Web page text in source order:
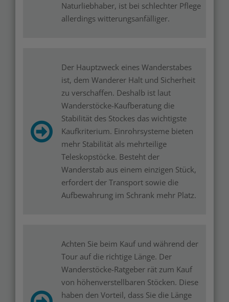
Naturliebhaber, ist bei schlechter Pflege
allerdings witterungsanfälliger.
Der Hauptzweck eines Wanderstabes
ist, dem Wanderer Halt und Sicherheit
zu verschaffen. Deshalb ist laut
Wanderstöcke-Kaufberatung die
Stabilität des Stockes das wichtigste
Kaufkriterium. Einrohrsysteme bieten
mehr Stabilität als mehrteilige
Teleskopstöcke. Besteht der
Wanderstab aus einem einzigen Stück,
erfordert der Transport sowie die
Aufbewahrung im Schrank mehr Platz.
Achten Sie beim Kauf und während der
Tour auf die richtige Länge. Der
Wanderstöcke-Ratgeber rät zum Kauf
von höhenverstellbaren Stöcken. Diese
haben den Vorteil, dass Sie die Länge